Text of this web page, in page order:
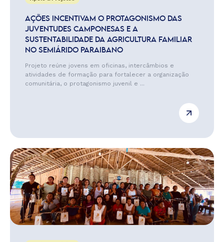
AÇÕES INCENTIVAM O PROTAGONISMO DAS
JUVENTUDES CAMPONESAS E A
SUSTENTABILIDADE DA AGRICULTURA FAMILIAR
NO SEMIÁRIDO PARAIBANO
Projeto reúne jovens em oficinas, intercâmbios e
atividades de formação para fortalecer a organização
comunitária, o protagonismo juvenil e ...